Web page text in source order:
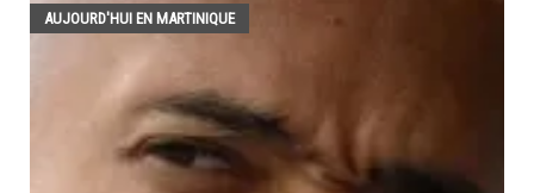
AUJOURD'HUI EN MARTINIQUE